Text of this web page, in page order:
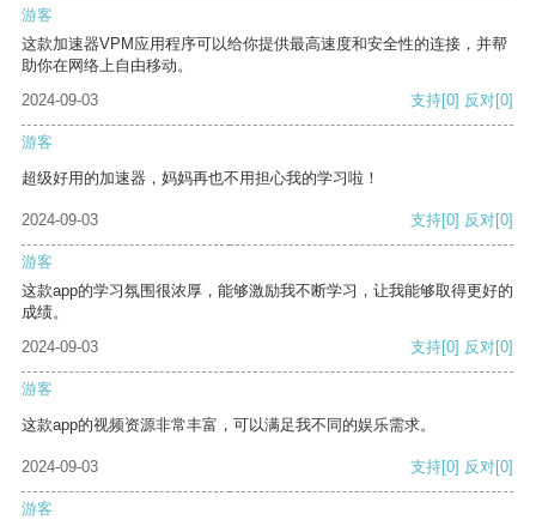
游客
这款加速器VPM应用程序可以给你提供最高速度和安全性的连接，并帮
助你在网络上自由移动。
2024-09-03
支持[0] 反对[0]
游客
超级好用的加速器，妈妈再也不用担心我的学习啦！
2024-09-03 支持[0] 反对[0]
游客
这款app的学习氛围很浓厚，能够激励我不断学习，让我能够取得更好的
成绩。
2024-09-03
支持[0] 反对[0]
游客
这款app的视频资源非常丰富，可以满足我不同的娱乐需求。
2024-09-03 支持[0] 反对[0]
游客